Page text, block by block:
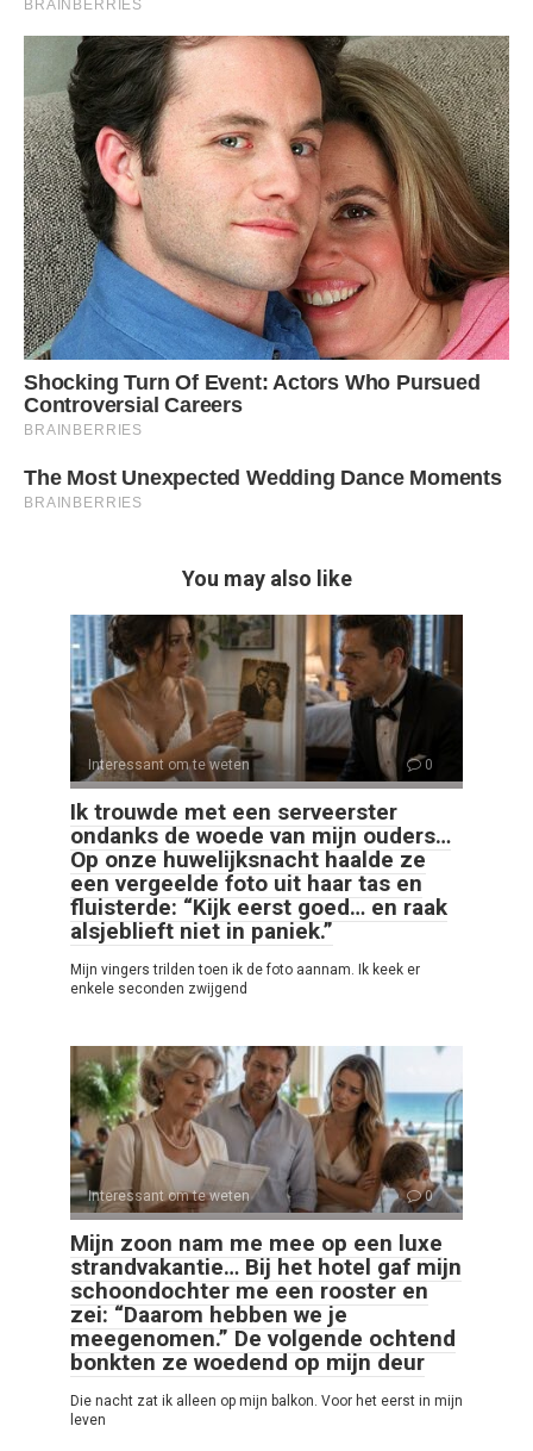
You may also like
Interessant om te weten 0
Ik trouwde met een serveerster
ondanks de woede van mijn ouders…
Op onze huwelijksnacht haalde ze
een vergeelde foto uit haar tas en
fluisterde: “Kijk eerst goed… en raak
alsjeblieft niet in paniek.”
Mijn vingers trilden toen ik de foto aannam. Ik keek er
enkele seconden zwijgend
Interessant om te weten 0
Mijn zoon nam me mee op een luxe
strandvakantie… Bij het hotel gaf mijn
schoondochter me een rooster en
zei: “Daarom hebben we je
meegenomen.” De volgende ochtend
bonkten ze woedend op mijn deur
Die nacht zat ik alleen op mijn balkon. Voor het eerst in mijn
leven